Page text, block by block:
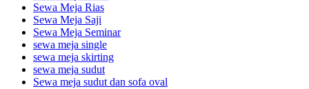
Sewa Meja Rias
Sewa Meja Saji
Sewa Meja Seminar
sewa meja single
sewa meja skirting
sewa meja sudut
Sewa meja sudut dan sofa oval